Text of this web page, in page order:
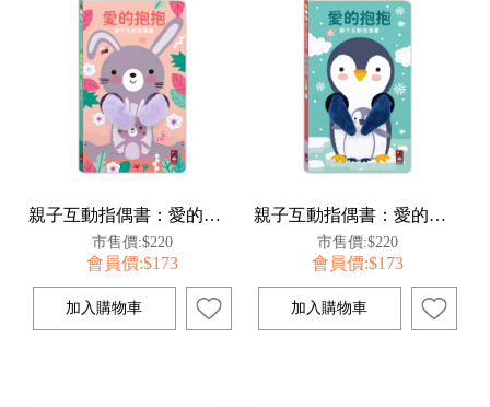
HOT
批發會員大招募，輕鬆實現財富自由!
老師您好!!幼教會員火熱招募中~
親子互動指偶書：愛的抱抱(小兔子)
市售價:$220
會員價:$173
親子互動指偶書：愛的抱抱(小企鵝)
市售價:$220
會員價:$173